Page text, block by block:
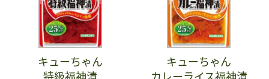
キューちゃん
キューちゃん